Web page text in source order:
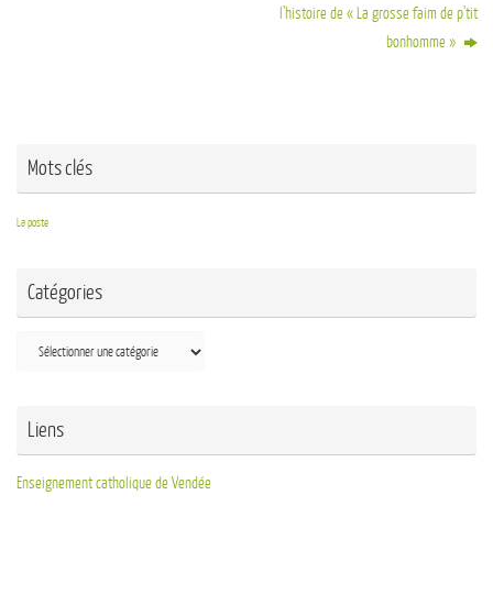
l’histoire de « La grosse faim de p’tit
bonhomme »
Mots clés
La poste
Catégories
Liens
Enseignement catholique de Vendée